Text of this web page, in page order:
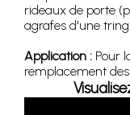
rideaux de porte
agrafes d'une
Application : Pour
remplacement